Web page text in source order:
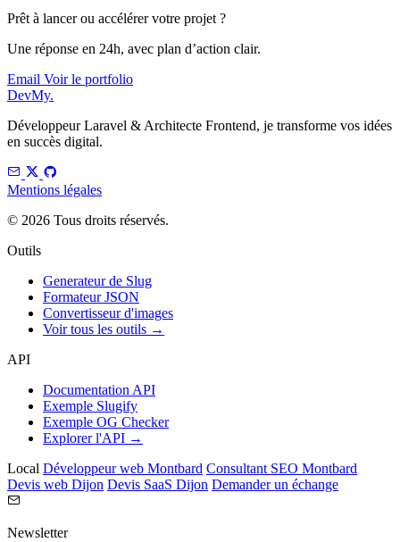
Prêt à lancer ou accélérer votre projet ?
Une réponse en 24h, avec plan d’action clair.
Email Voir le portfolio
DevMy.
Développeur Laravel & Architecte Frontend, je transforme vos idées
en succès digital.
Mentions légales
© 2026 Tous droits réservés.
Outils
Generateur de Slug
Formateur JSON
Convertisseur d'images
Voir tous les outils →
API
Documentation API
Exemple Slugify
Exemple OG Checker
Explorer l'API →
Local Développeur web Montbard Consultant SEO Montbard
Devis web Dijon Devis SaaS Dijon Demander un échange
Newsletter